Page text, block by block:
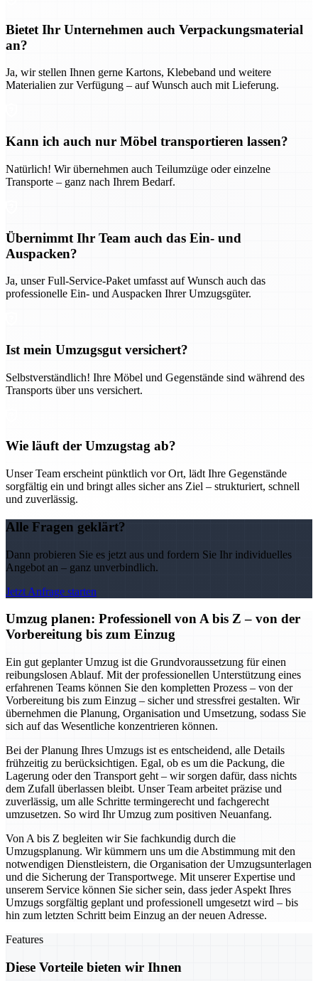
Bietet Ihr Unternehmen auch Verpackungsmaterial
an?
Ja, wir stellen Ihnen gerne Kartons, Klebeband und weitere
Materialien zur Verfügung – auf Wunsch auch mit Lieferung.
Kann ich auch nur Möbel transportieren lassen?
Natürlich! Wir übernehmen auch Teilumzüge oder einzelne
Transporte – ganz nach Ihrem Bedarf.
Übernimmt Ihr Team auch das Ein- und
Auspacken?
Ja, unser Full-Service-Paket umfasst auf Wunsch auch das
professionelle Ein- und Auspacken Ihrer Umzugsgüter.
Ist mein Umzugsgut versichert?
Selbstverständlich! Ihre Möbel und Gegenstände sind während des
Transports über uns versichert.
Wie läuft der Umzugstag ab?
Unser Team erscheint pünktlich vor Ort, lädt Ihre Gegenstände
sorgfältig ein und bringt alles sicher ans Ziel – strukturiert, schnell
und zuverlässig.
Alle Fragen geklärt?
Dann probieren Sie es jetzt aus und fordern Sie Ihr individuelles
Angebot an – ganz unverbindlich.
Jetzt Anfrage starten
Umzug planen: Professionell von A bis Z – von der
Vorbereitung bis zum Einzug
Ein gut geplanter Umzug ist die Grundvoraussetzung für einen
reibungslosen Ablauf. Mit der professionellen Unterstützung eines
erfahrenen Teams können Sie den kompletten Prozess – von der
Vorbereitung bis zum Einzug – sicher und stressfrei gestalten. Wir
übernehmen die Planung, Organisation und Umsetzung, sodass Sie
sich auf das Wesentliche konzentrieren können.
Bei der Planung Ihres Umzugs ist es entscheidend, alle Details
frühzeitig zu berücksichtigen. Egal, ob es um die Packung, die
Lagerung oder den Transport geht – wir sorgen dafür, dass nichts
dem Zufall überlassen bleibt. Unser Team arbeitet präzise und
zuverlässig, um alle Schritte termingerecht und fachgerecht
umzusetzen. So wird Ihr Umzug zum positiven Neuanfang.
Von A bis Z begleiten wir Sie fachkundig durch die
Umzugsplanung. Wir kümmern uns um die Abstimmung mit den
notwendigen Dienstleistern, die Organisation der Umzugsunterlagen
und die Sicherung der Transportwege. Mit unserer Expertise und
unserem Service können Sie sicher sein, dass jeder Aspekt Ihres
Umzugs sorgfältig geplant und professionell umgesetzt wird – bis
hin zum letzten Schritt beim Einzug an der neuen Adresse.
Features
Diese Vorteile bieten wir Ihnen